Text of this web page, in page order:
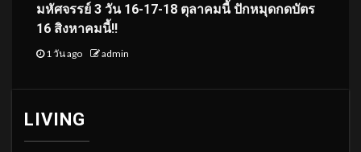
มหัศจรรย์ 3 วัน 16-17-18 ตุลาคมนี้ ปักหมุดกดบัตร
16 สิงหาคมนี้!!
1 วัน ago admin
LIVING